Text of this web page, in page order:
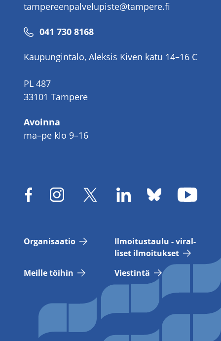
tampereenpalvelupiste@tampere.fi
Puhelinnumero
041 730 8168
Kaupungintalo, Aleksis Kiven katu 14–16 C
PL 487
33101 Tampere
Avoinna
ma–pe klo 9–16
Or­ga­ni­saa­tio
Il­moi­tus­tau­lu - vi­ral­
li­set il­moi­tuk­set
Meil­le töi­hin
Vies­tin­tä